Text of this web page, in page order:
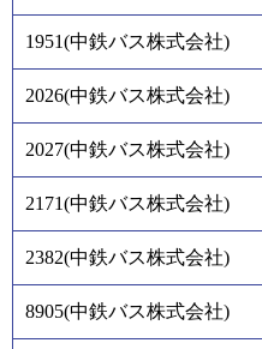
1951(中鉄バス株式会社)
2026(中鉄バス株式会社)
2027(中鉄バス株式会社)
2171(中鉄バス株式会社)
2382(中鉄バス株式会社)
8905(中鉄バス株式会社)